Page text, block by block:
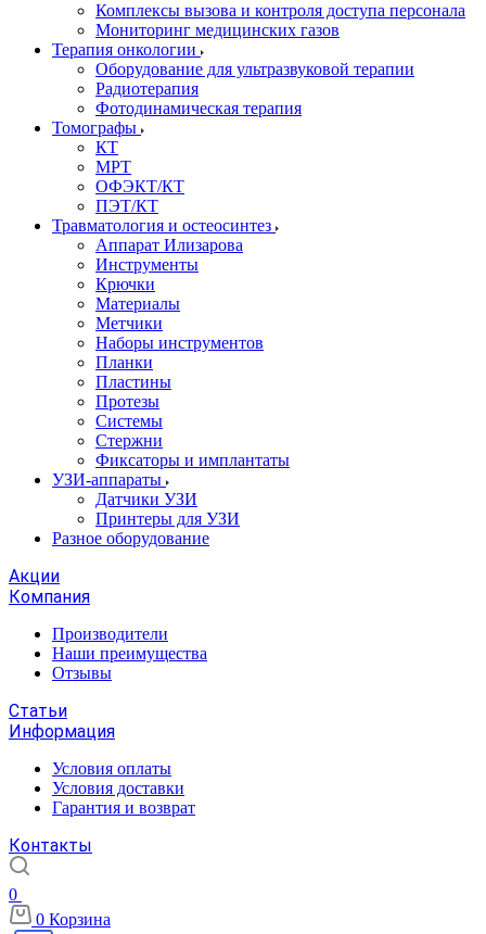
Комплексы вызова и контроля доступа персонала
Мониторинг медицинских газов
Терапия онкологии
Оборудование для ультразвуковой терапии
Радиотерапия
Фотодинамическая терапия
Томографы
КТ
МРТ
ОФЭКТ/КТ
ПЭТ/КТ
Травматология и остеосинтез
Аппарат Илизарова
Инструменты
Крючки
Материалы
Метчики
Наборы инструментов
Планки
Пластины
Протезы
Системы
Стержни
Фиксаторы и имплантаты
УЗИ-аппараты
Датчики УЗИ
Принтеры для УЗИ
Разное оборудование
Акции
Компания
Производители
Наши преимущества
Отзывы
Статьи
Информация
Условия оплаты
Условия доставки
Гарантия и возврат
Контакты
0
0 Корзина